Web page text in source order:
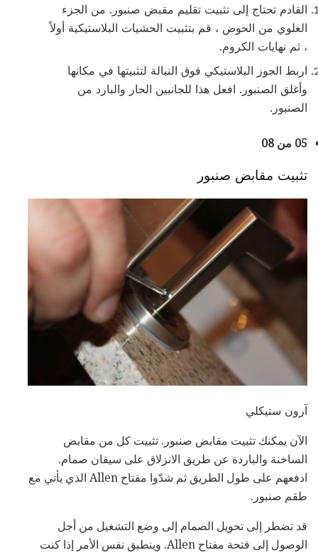
القادم تحتاج إلى تثبيت تقليم مقبض صنبور. من الجزء
العلوي من الحوض ، قم بتثبيت الحشيات البلاستيكية أولاً
، ثم نهايات الكروم.
اربط الجوز البلاستيكي فوق النبالة لتثبيتها في مكانها
وأغلق الصنبور. افعل هذا للجانبين الحار والبارد من
الصنبور.
05 من 08
تثبيت مقابض صنبور
آرون ستيكلي
الآن يمكنك تثبيت مقابض صنبور. تثبيت كل من مقابض
الساخنة والباردة عن طريق الانزلاق على سيقان صمام.
ادفعهم على طول الطريق ثم شدّوا مفتاح Allen الذي يأتي مع
طقم صنبور.
قد تضطر إلى تحويل الصمام إلى وضع التشغيل من أجل
الوصول إلى فتحة مفتاح Allen. وينطبق نفس الأمر إذا كنت